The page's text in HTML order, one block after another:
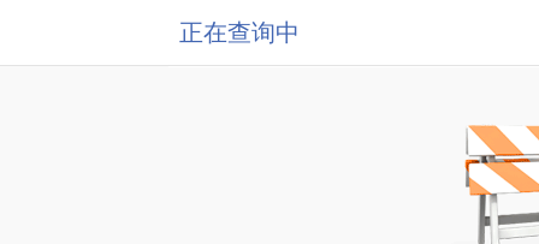
正在查询中